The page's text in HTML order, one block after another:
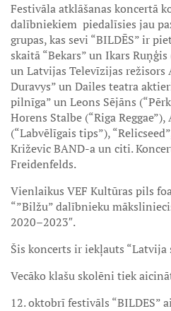
Festivāla atklāšanas koncertā
dalībniekiem piedalīsies jau
grupas, kas sevi “BILDĒS” ir
skaitā “Bekars” un Ikars
un Latvijas Televīzijas režisors
Duravys” un Dailes teatra
pilnīga” un Leons Sējāns
Horens Stalbe (“Riga
(“Labvēlīgais tips”),
Križevic BAND-a un citi.
Freidenfelds.
Vienlaikus VEF Kultūras pils
“”Bilžu” dalībnieku
2020–2023″.
Šis koncerts ir iekļauts “Latvija
Vecāko klašu skolēni tiek
12. oktobrī festivāls “BILDES”